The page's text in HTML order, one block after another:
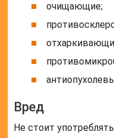
очищающие;
Вред
Не стоит